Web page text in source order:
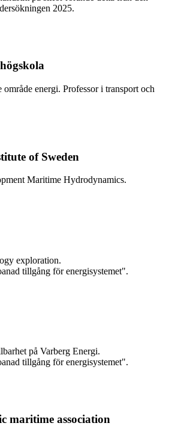
2025.
område energi. Professor i transport och
of Sweden
Maritime Hydrodynamics.
exploration.
tillgång för energisystemet".
på Varberg Energi.
tillgång för energisystemet".
maritime association